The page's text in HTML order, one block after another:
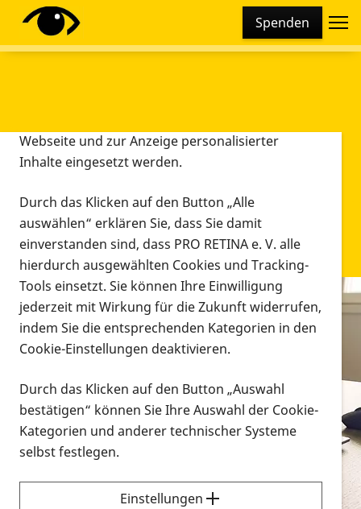
Spenden
Infomaterial
Infomaterial
Vorlesen
Alle Infomaterialien in verschiedenen
Formaten an einem Ort
Sie möchten wissen, wie Sie nach Infonmaterial
suchen und dieses bestellen bzw. herunterladen
Diese Webseite setzt verschiedene Cookies und
Tracking-Tools ein. Dies beinhaltet Cookies und
Webseite und zur Anzeige personalisierter
Inhalte eingesetzt werden.
Durch das Klicken auf den Button „Alle
auswählen“ erklären Sie, dass Sie damit
einverstanden sind, dass PRO RETINA e. V. alle
hierdurch ausgewählten Cookies und Tracking-
Tools einsetzt. Sie können Ihre Einwilligung
jederzeit mit Wirkung für die Zukunft widerrufen,
indem Sie die entsprechenden Kategorien in den
Cookie-Einstellungen deaktivieren.
Durch das Klicken auf den Button „Auswahl
bestätigen“ können Sie Ihre Auswahl der Cookie-
Kategorien und anderer technischer Systeme
selbst festlegen.
Einstellungen